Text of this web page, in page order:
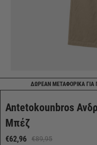
ΔΩΡΕΑΝ ΜΕΤΑΦΟΡΙΚΑ ΓΙΑ
Antetokounbros
Μπέζ
€62,96 €89,95